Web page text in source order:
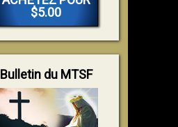
$5.00
Bulletin du MTSF